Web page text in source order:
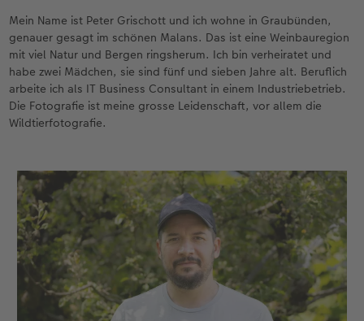
Mein Name ist Peter Grischott und ich wohne in Graubünden,
genauer gesagt im schönen Malans. Das ist eine Weinbauregion
mit viel Natur und Bergen ringsherum. Ich bin verheiratet und
habe zwei Mädchen, sie sind fünf und sieben Jahre alt. Beruflich
arbeite ich als IT Business Consultant in einem Industriebetrieb.
Die Fotografie ist meine grosse Leidenschaft, vor allem die
Wildtierfotografie.